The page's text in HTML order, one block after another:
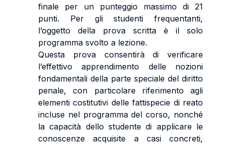
finale per un punteggio massimo di 21
punti. Per gli studenti frequentanti,
l’oggetto della prova scritta è il solo
programma svolto a lezione.
Questa prova consentirà di verificare
l’effettivo apprendimento delle nozioni
fondamentali della parte speciale del diritto
penale, con particolare riferimento agli
elementi costitutivi delle fattispecie di reato
incluse nel programma del corso, nonché
la capacità dello studente di applicare le
conoscenze acquisite a casi concreti,